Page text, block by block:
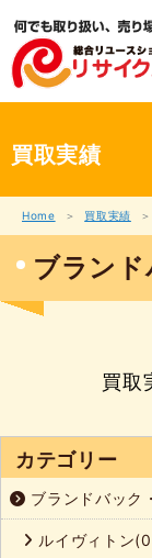
ス
買取実績
Home 買取実績
ブランド
買取
カテゴリー
ブランドバック
ルイヴィトン